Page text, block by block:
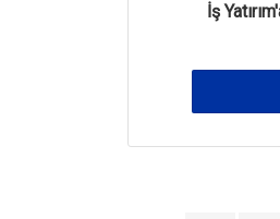
İş